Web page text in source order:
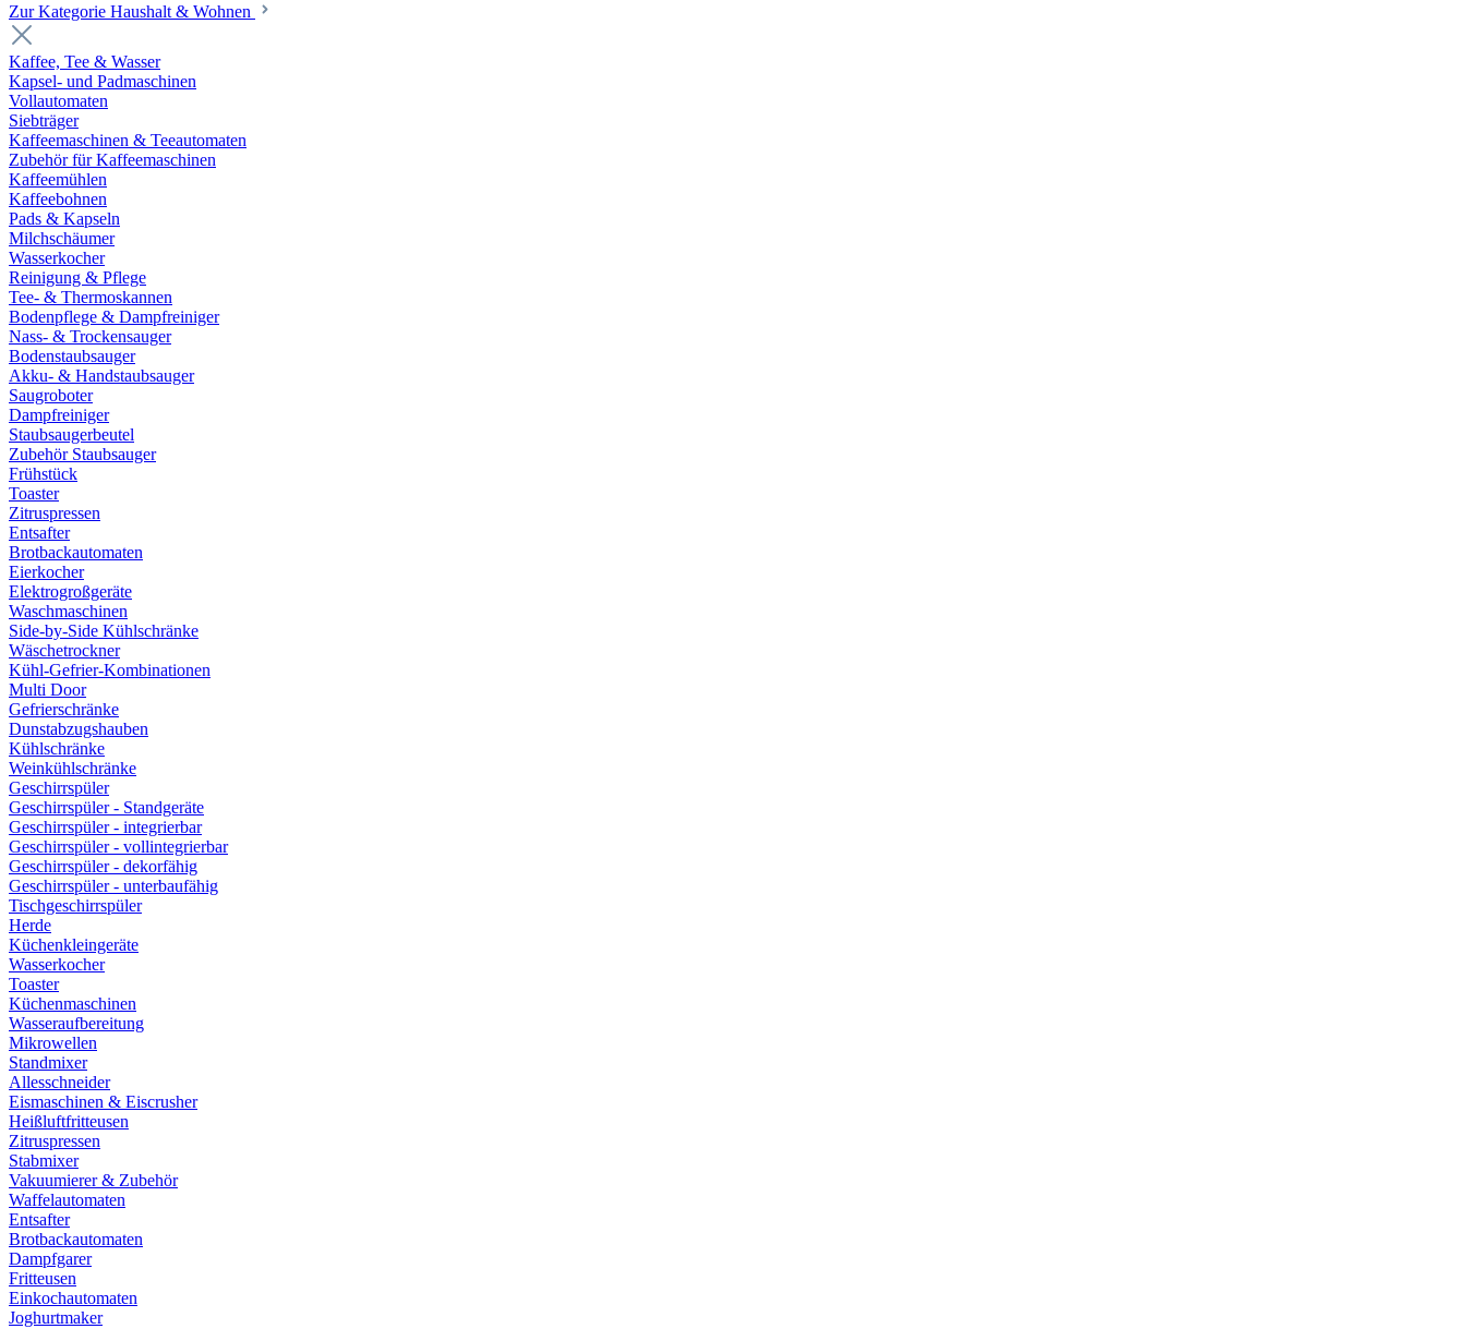
Zur Kategorie Haushalt & Wohnen
Kaffee, Tee & Wasser
Kapsel- und Padmaschinen
Vollautomaten
Siebträger
Kaffeemaschinen & Teeautomaten
Zubehör für Kaffeemaschinen
Kaffeemühlen
Kaffeebohnen
Pads & Kapseln
Milchschäumer
Wasserkocher
Reinigung & Pflege
Tee- & Thermoskannen
Bodenpflege & Dampfreiniger
Nass- & Trockensauger
Bodenstaubsauger
Akku- & Handstaubsauger
Saugroboter
Dampfreiniger
Staubsaugerbeutel
Zubehör Staubsauger
Frühstück
Toaster
Zitruspressen
Entsafter
Brotbackautomaten
Eierkocher
Elektrogroßgeräte
Waschmaschinen
Side-by-Side Kühlschränke
Wäschetrockner
Kühl-Gefrier-Kombinationen
Multi Door
Gefrierschränke
Dunstabzugshauben
Kühlschränke
Weinkühlschränke
Geschirrspüler
Geschirrspüler - Standgeräte
Geschirrspüler - integrierbar
Geschirrspüler - vollintegrierbar
Geschirrspüler - dekorfähig
Geschirrspüler - unterbaufähig
Tischgeschirrspüler
Herde
Küchenkleingeräte
Wasserkocher
Toaster
Küchenmaschinen
Wasseraufbereitung
Mikrowellen
Standmixer
Allesschneider
Eismaschinen & Eiscrusher
Heißluftfritteusen
Zitruspressen
Stabmixer
Vakuumierer & Zubehör
Waffelautomaten
Entsafter
Brotbackautomaten
Dampfgarer
Fritteusen
Einkochautomaten
Joghurtmaker